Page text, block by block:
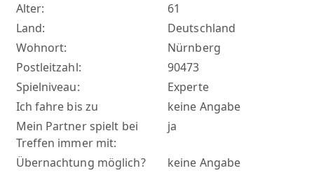
Alter:
61
Land:
Deutschland
Wohnort:
Nürnberg
Postleitzahl:
90473
Spielniveau:
Experte
Ich fahre bis zu
keine Angabe
Mein Partner spielt bei
Treffen immer mit:
ja
Übernachtung möglich?
keine Angabe